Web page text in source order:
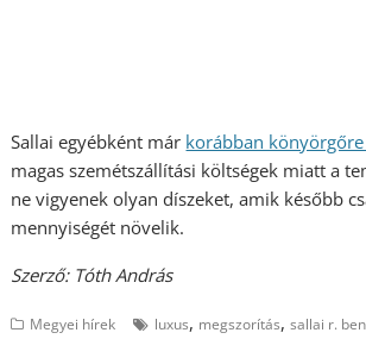
Sallai egyébként már korábban
magas szemétszállítási költségek miatt a
ne vigyenek olyan díszeket, amik később
mennyiségét növelik.
Szerző: Tóth András
Megyei hírek luxus, megszorítás,sallai r.